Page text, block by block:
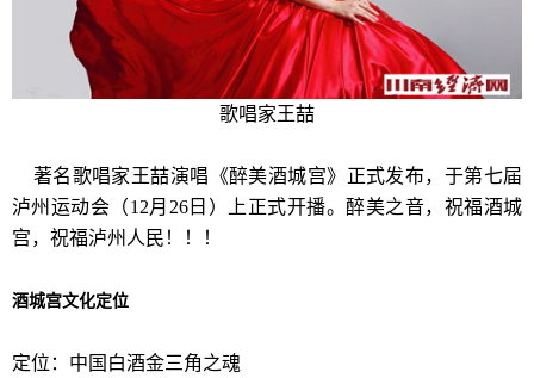
歌唱家王喆
著名歌唱家王喆演唱《醉美酒城宫》正式发布，于第七届
泸州运动会（12月26日）上正式开播。醉美之音，祝福酒城
宫，祝福泸州人民！！！
酒城宫文化定位
定位：中国白酒金三角之魂